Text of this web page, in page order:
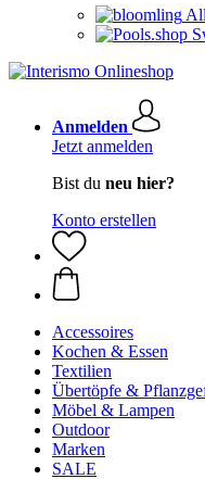
Anmelden
Jetzt anmelden
Bist du neu hier?
Konto erstellen
Accessoires
Kochen & Essen
Textilien
Übertöpfe &
Möbel & Lampen
Outdoor
Marken
SALE